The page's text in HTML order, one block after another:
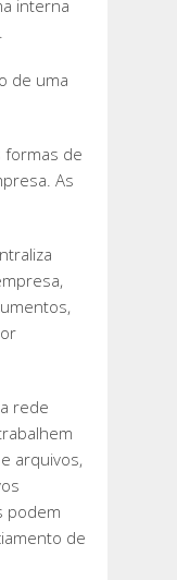
interna
de uma
de
As
rede
arquivos,
podem
de